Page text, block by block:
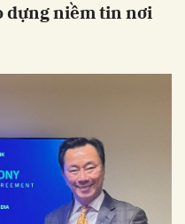
dựng niềm tin nơi